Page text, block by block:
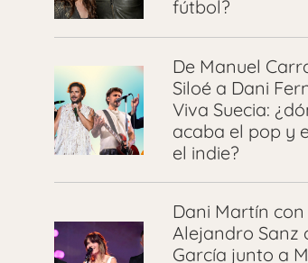
fútbol?
De Manuel
Siloé a Dani
Viva Suecia:
acaba el pop y
el indie?
Dani Martín con
Alejandro Sanz
García junto a